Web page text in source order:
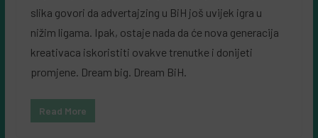
slika govori da advertajzing u BiH još uvijek igra u
nižim ligama. Ipak, ostaje nada da će nova generacija
kreativaca iskoristiti ovakve trenutke i donijeti
promjene. Dream big. Dream BiH.
Read More